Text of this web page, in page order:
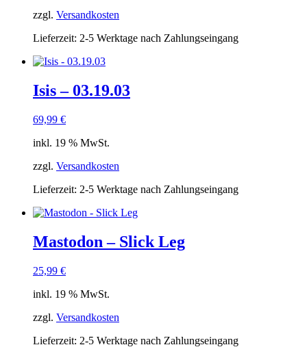
zzgl. Versandkosten
Lieferzeit: 2-5 Werktage nach Zahlungseingang
Isis – 03.19.03
69,99 €
inkl. 19 % MwSt.
zzgl. Versandkosten
Lieferzeit: 2-5 Werktage nach Zahlungseingang
Mastodon – Slick Leg
25,99 €
inkl. 19 % MwSt.
zzgl. Versandkosten
Lieferzeit: 2-5 Werktage nach Zahlungseingang